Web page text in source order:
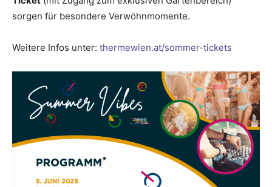
sorgen für besondere Verwöhnmomente.
Weitere Infos unter: thermewien.at/sommer-tickets